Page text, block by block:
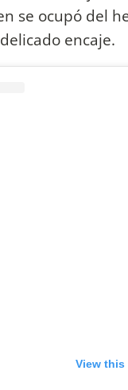
se ocupó del
encaje.
View this